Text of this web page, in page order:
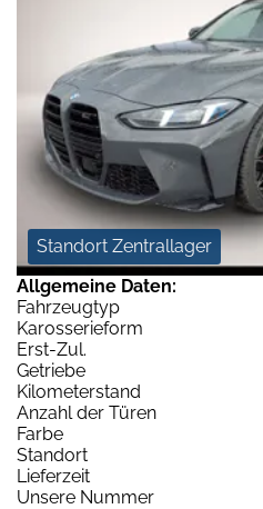
Standort Zentrallager
Allgemeine Daten:
Fahrzeugtyp
Karosserieform
Erst-Zul.
Getriebe
Kilometerstand
Anzahl der Türen
Farbe
Standort
Lieferzeit
Unsere Nummer